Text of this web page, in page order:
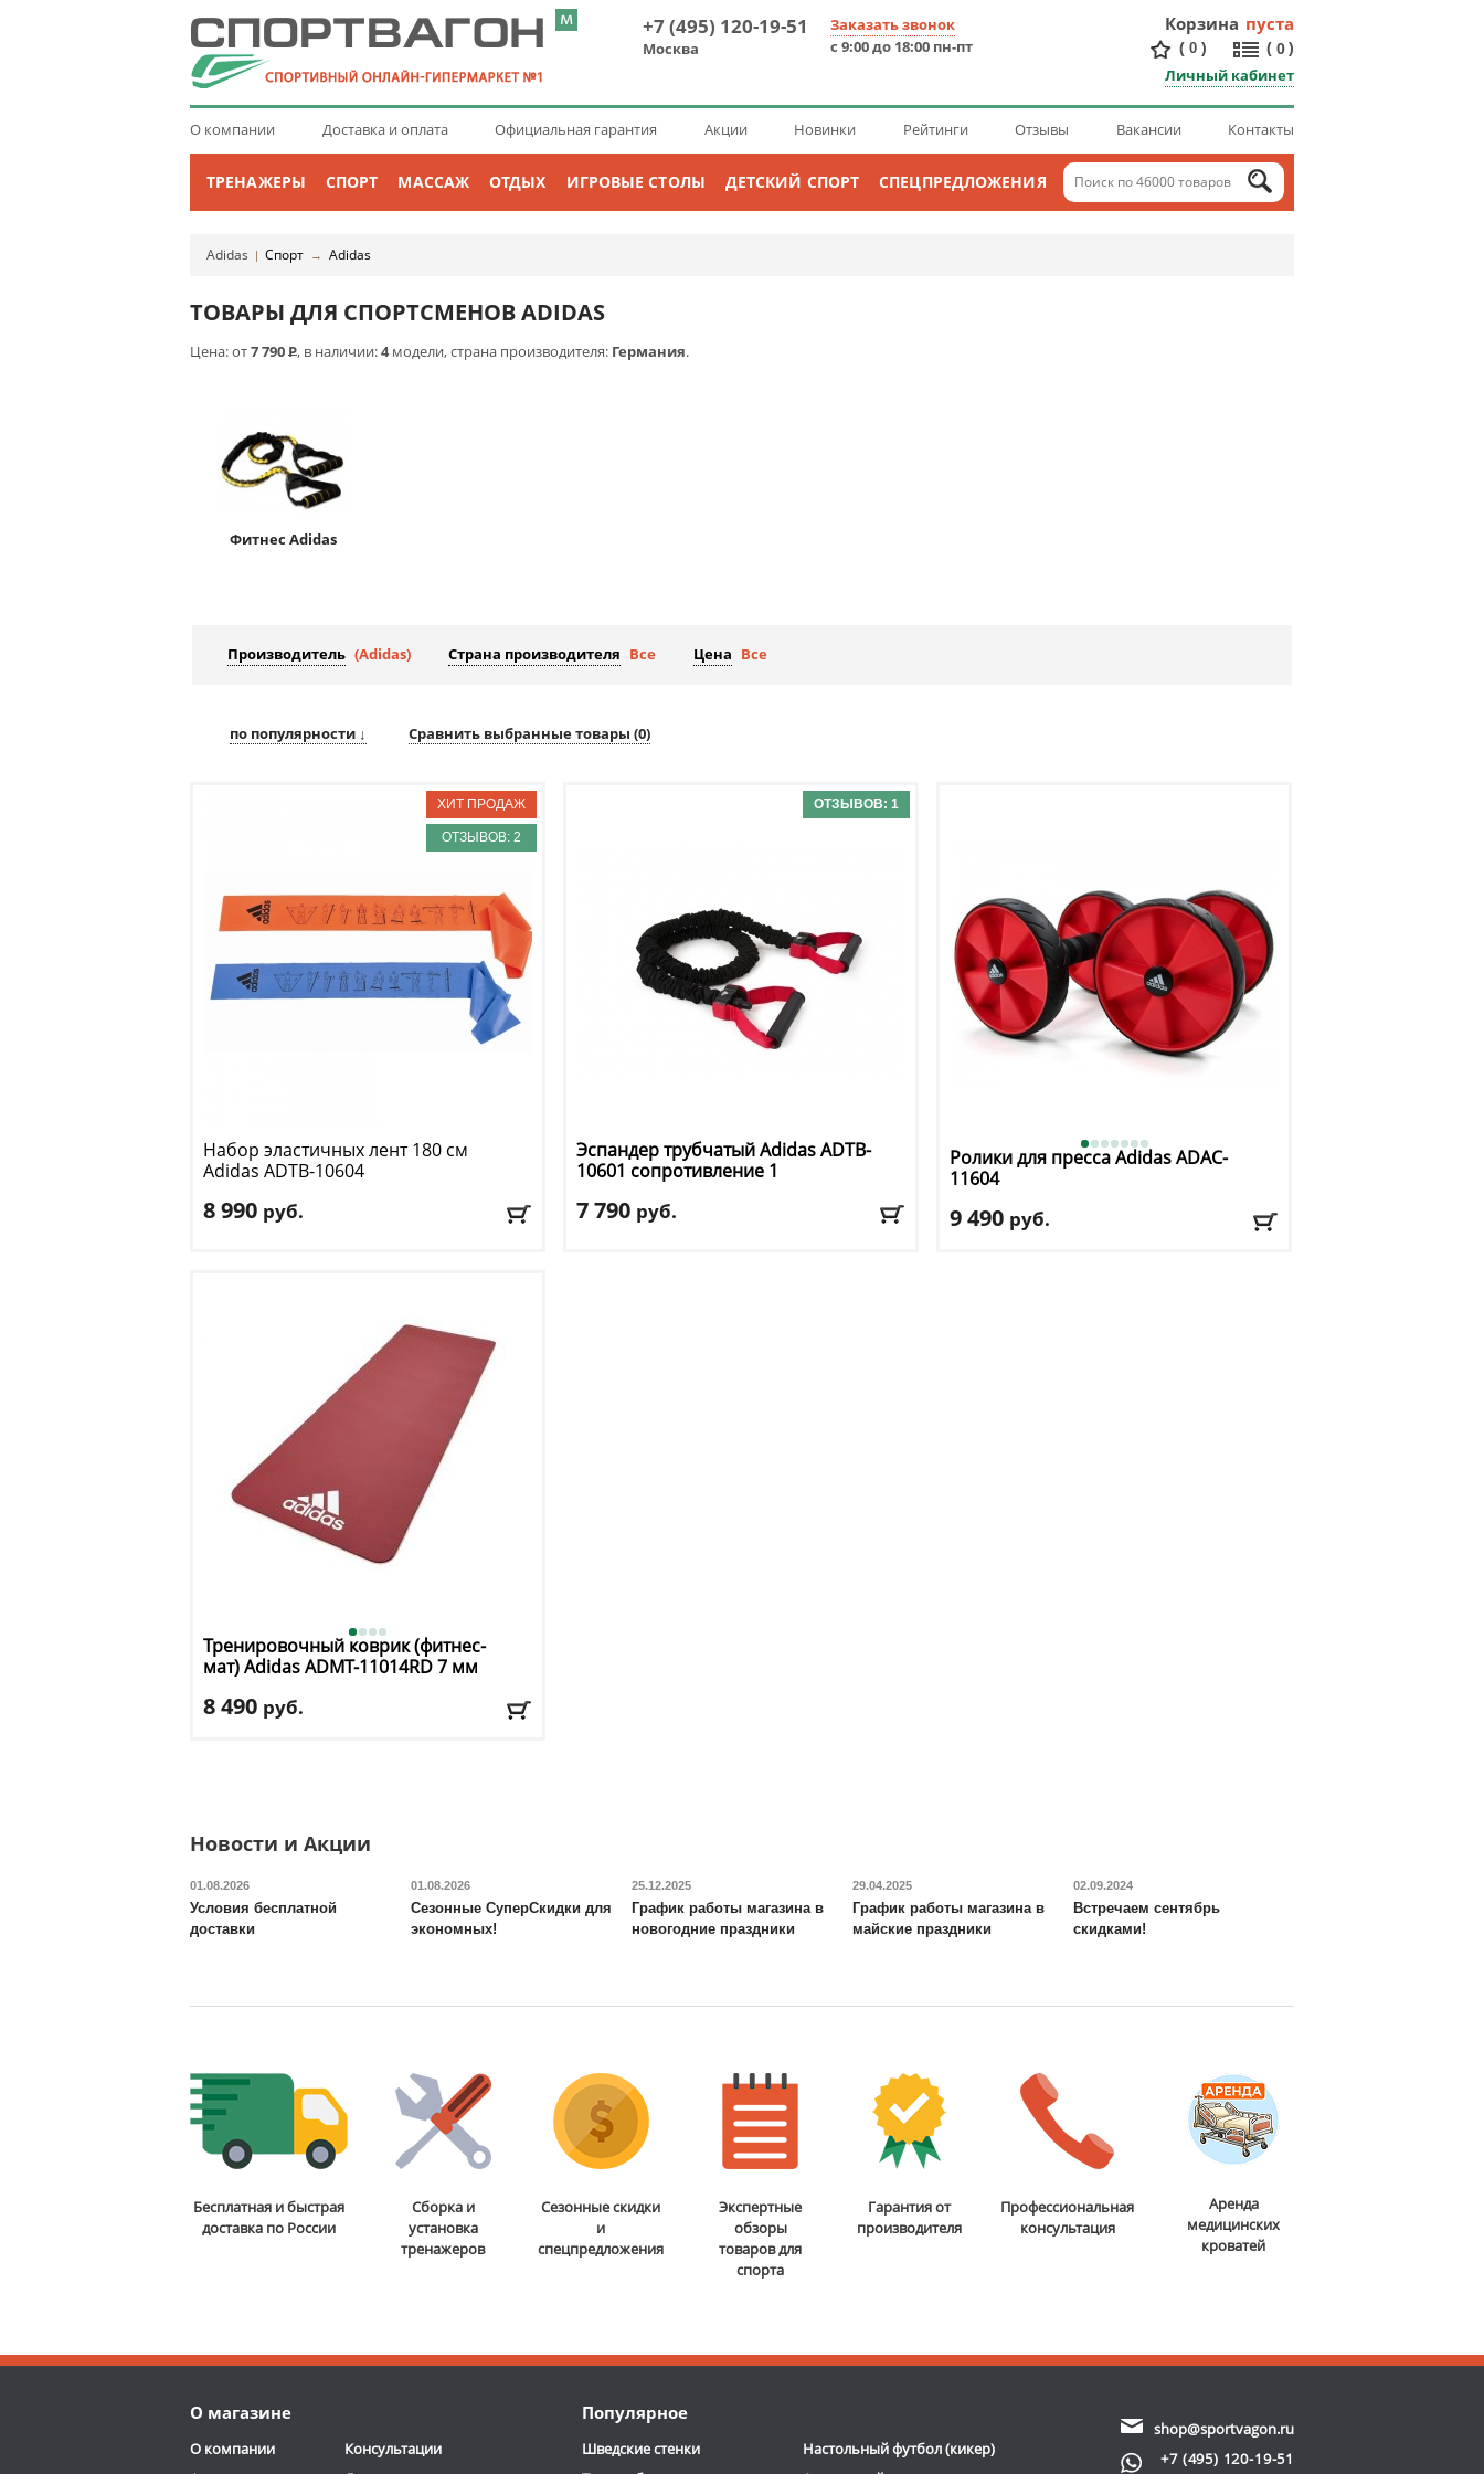
+7 (495) 120-19-51
Москва
Заказать звонок
с 9:00 до 18:00 пн-пт
Корзина пуста
( 0 ) ( 0 )
Личный кабинет
О компании Доставка и оплата Официальная гарантия Акции Новинки Рейтинги Отзывы Вакансии Контакты
ТРЕНАЖЕРЫ СПОРТ МАССАЖ ОТДЫХ ИГРОВЫЕ СТОЛЫ ДЕТСКИЙ СПОРТ СПЕЦПРЕДЛОЖЕНИЯ
Adidas | Спорт → Adidas
ТОВАРЫ ДЛЯ СПОРТСМЕНОВ ADIDAS
Цена: от7 790Р, в наличии:4модели, страна производителя: Германия.
Фитнес Adidas
Производитель (Adidas) Страна производителя Все Цена Все
по популярности ↓ Сравнить выбранные товары (0)
ОТЗЫВОВ: 2
Набор эластичных лент 180 см
Adidas ADTB-10604
8 990 руб.
395 руб., 2-3 дня
ОТЗЫВОВ: 1
Эспандер трубчатый AdidasADTB-
10601 сопротивление 1
7 790 руб.
Ролики для пресса AdidasADAC-
11604
9 490 руб.
Тренировочный коврик (фитнес-
мат) AdidasADMT-11014RD 7 мм
8 490 руб.
Новости и Акции
01.08.2026
Условия бесплатной
доставки
01.08.2026
Сезонные СуперСкидки для
экономных!
25.12.2025
График работы магазина в
новогодние праздники
29.04.2025
График работы магазина в
майские праздники
02.09.2024
Встречаем сентябрь
скидками!
Бесплатная и быстрая
доставка по России
Сборка и
установка
тренажеров
Сезонные скидки
и
спецпредложения
Экспертные
обзоры
товаров для
спорта
Гарантия от
производителя
Профессиональная
консультация
Аренда
медицинских
кроватей
О магазине Популярное
О компании
Консультации
Шведские стенки
Настольный футбол (кикер)
shop@sportvagon.ru
+7 (495) 120-19-51